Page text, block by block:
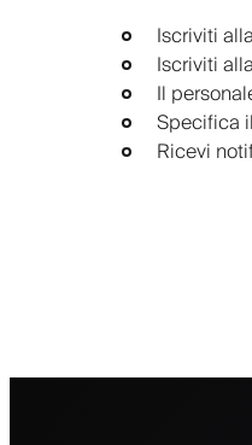
Iscriviti
Iscriviti
Il
Specifica
Ricevi